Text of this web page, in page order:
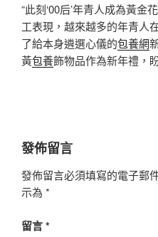
“此刻‘00后’年青人成為黃金
工表現，越來越多的年青人
了給本身遴選心儀的包養網
黃包養飾物品作為新年禮，
發佈留言
發佈留言必須填寫的電子郵
示為 *
留言*